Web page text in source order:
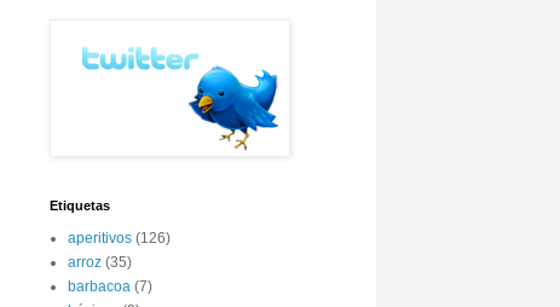
Etiquetas
aperitivos (126)
arroz (35)
barbacoa (7)